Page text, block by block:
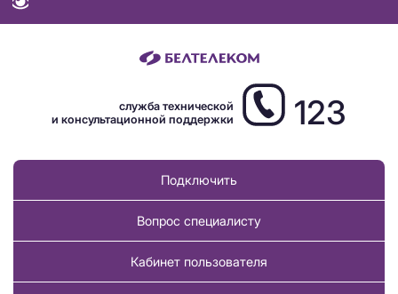
служба технической
и консультационной поддержки
123
Подключить
Вопрос специалисту
Кабинет пользователя